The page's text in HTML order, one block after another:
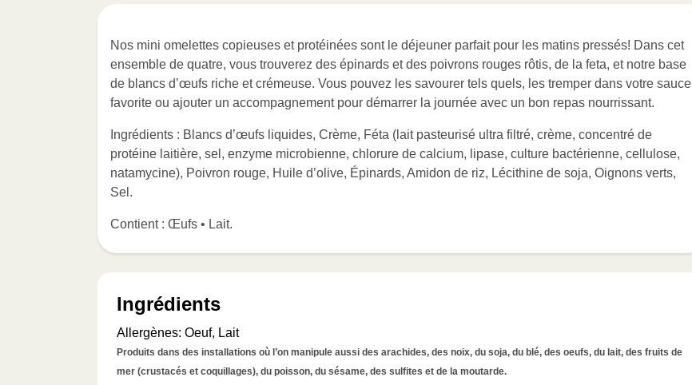
Nos mini omelettes copieuses et protéinées sont le déjeuner parfait pour les matins pressés! Dans cet
ensemble de quatre, vous trouverez des épinards et des poivrons rouges rôtis, de la feta, et notre base
de blancs d’œufs riche et crémeuse. Vous pouvez les savourer tels quels, les tremper dans votre sauce
favorite ou ajouter un accompagnement pour démarrer la journée avec un bon repas nourrissant.
Ingrédients : Blancs d’œufs liquides, Crème, Féta (lait pasteurisé ultra filtré, crème, concentré de
protéine laitière, sel, enzyme microbienne, chlorure de calcium, lipase, culture bactérienne, cellulose,
natamycine), Poivron rouge, Huile d’olive, Épinards, Amidon de riz, Lécithine de soja, Oignons verts,
Sel.
Contient : Œufs • Lait.
Ingrédients
Allergènes: Oeuf, Lait
Produits dans des installations où l’on manipule aussi des arachides, des noix, du soja, du blé, des oeufs, du lait, des fruits de
mer (crustacés et coquillages), du poisson, du sésame, des sulfites et de la moutarde.